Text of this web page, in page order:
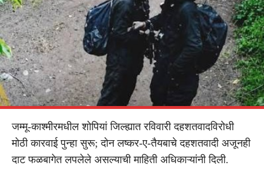
जम्मू-काश्मीरमधील शोपियां जिल्ह्यात रविवारी दहशतवादविरोधी
मोठी कारवाई पुन्हा सुरू; दोन लष्कर-ए-तैयबाचे दहशतवादी अजूनही
दाट फळबागेत लपलेले असल्याची माहिती अधिकाऱ्यांनी दिली.